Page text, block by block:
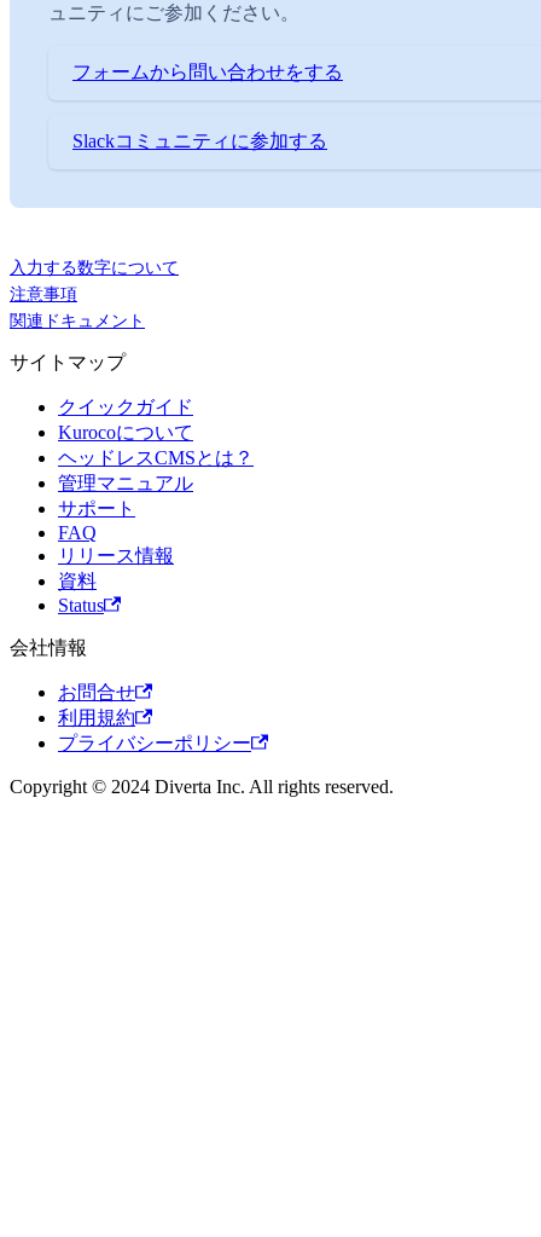
ュニティにご参加ください。
フォームから問い合わせをする
Slackコミュニティに参加する
入力する数字について
注意事項
関連ドキュメント
サイトマップ
クイックガイド
Kurocoについて
ヘッドレスCMSとは？
管理マニュアル
サポート
FAQ
リリース情報
資料
Status
会社情報
お問合せ
利用規約
プライバシーポリシー
Copyright © 2024 Diverta Inc. All rights reserved.